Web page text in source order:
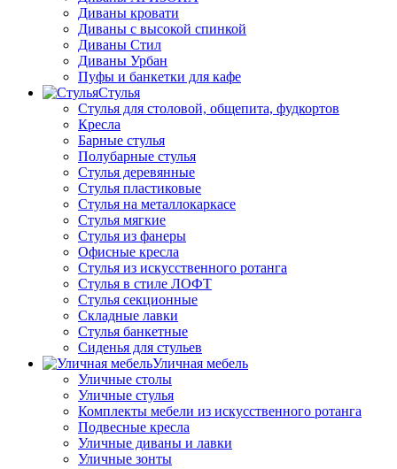
Диваны кровати
Диваны с высокой спинкой
Диваны Стил
Диваны Урбан
Пуфы и банкетки для кафе
Стулья
Стулья для столовой, общепита, фудкортов
Кресла
Барные стулья
Полубарные стулья
Стулья деревянные
Стулья пластиковые
Стулья на металлокаркасе
Стулья мягкие
Стулья из фанеры
Офисные кресла
Стулья из искусственного ротанга
Стулья в стиле ЛОФТ
Стулья секционные
Складные лавки
Стулья банкетные
Сиденья для стульев
Уличная мебель
Уличные столы
Уличные стулья
Комплекты мебели из искусственного ротанга
Подвесные кресла
Уличные диваны и лавки
Уличные зонты